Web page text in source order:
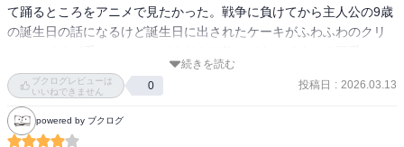
て踊るところをアニメで見たかった。戦争に負けてから主人公の9歳
の誕生日の話になるけど誕生日に出されたケーキがふわふわのクリ
たな
続きを読む
ブクログレビューは
いいねできません
0 投稿日 : 2026.03.13
powered by ブクログ